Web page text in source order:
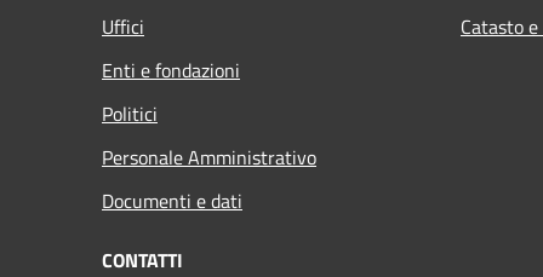
Uffici
Enti e fondazioni
Politici
Personale Amministrativo
Documenti e dati
Catasto
CONTATTI